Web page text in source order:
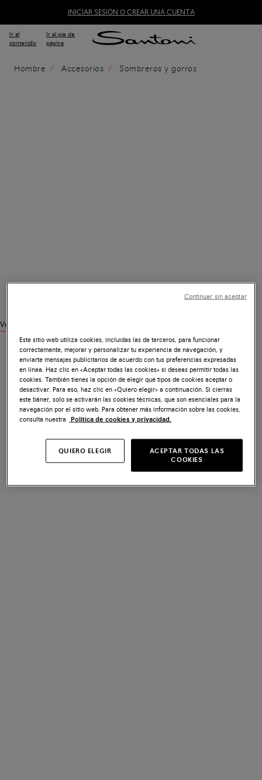
INICIAR SESIÓN O CREAR UNA CUENTA
Ir al
contenido
Ir al pie de
página
Hombre Accesorios Sombreros y gorros
Ver productos similares
Este sitio web utiliza cookies, incluidas las de terceros, para funcionar
correctamente, mejorar y personalizar tu experiencia de navegación, y
enviarte mensajes publicitarios de acuerdo con tus preferencias expresadas
en línea. Haz clic en «Aceptar todas las cookies» si deseas permitir todas las
cookies. También tienes la opción de elegir qué tipos de cookies aceptar o
desactivar. Para eso, haz clic en «Quiero elegir» a continuación. Si cierras
este báner, solo se activarán las cookies técnicas, que son esenciales para la
navegación por el sitio web. Para obtener más información sobre las cookies,
consulta nuestra
Política de cookies y privacidad.
QUIERO ELEGIR
ACEPTAR TODAS LAS
COOKIES
Continuar sin aceptar